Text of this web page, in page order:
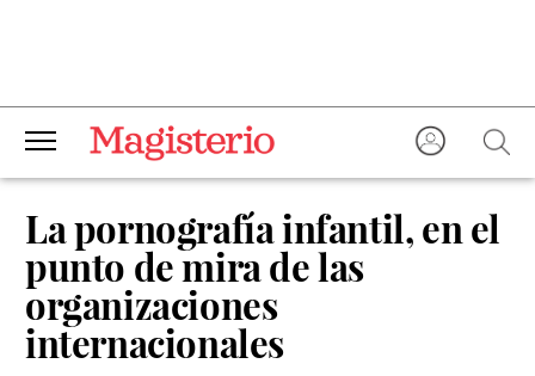
La pornografía infantil, en el
punto de mira de las
organizaciones
internacionales